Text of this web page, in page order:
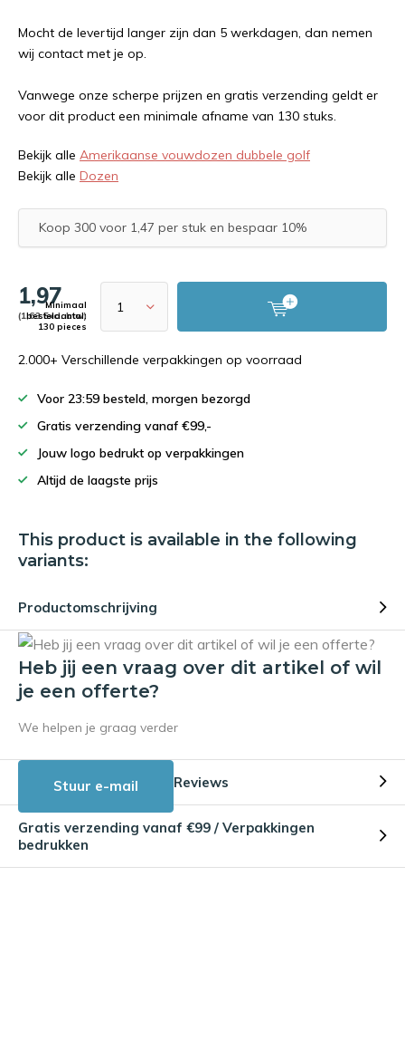
Mocht de levertijd langer zijn dan 5 werkdagen, dan nemen
wij contact met je op.
Vanwege onze scherpe prijzen en gratis verzending geldt er
voor dit product een minimale afname van 130 stuks.
Bekijk alle Amerikaanse vouwdozen dubbele golf
Bekijk alle Dozen
Koop 300 voor 1,47 per stuk en bespaar 10%
1,97
(1,63 Excl. btw)
Minimaal
bestelaantal:
130 pieces
2.000+ Verschillende verpakkingen op voorraad
Voor 23:59 besteld, morgen bezorgd
Gratis verzending vanaf €99,-
Jouw logo bedrukt op verpakkingen
Altijd de laagste prijs
This product is available in the following
variants:
Productomschrijving
Heb jij een vraag over dit artikel of wil
je een offerte?
We helpen je graag verder
Stuur e-mail Reviews
Gratis verzending vanaf €99 / Verpakkingen
bedrukken